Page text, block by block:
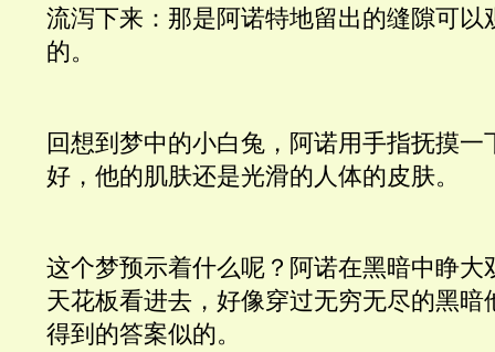
流泻下来：那是阿诺特地留出的缝隙可以
的。
回想到梦中的小白兔，阿诺用手指抚摸一
好，他的肌肤还是光滑的人体的皮肤。
这个梦预示着什么呢？阿诺在黑暗中睁大
天花板看进去，好像穿过无穷无尽的黑暗
得到的答案似的。